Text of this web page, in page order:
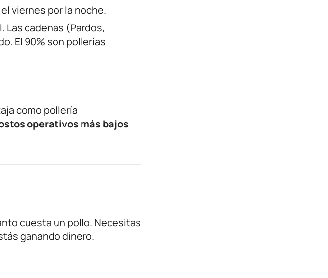
viernes por la noche.
Las cadenas (Pardos,
El 90% son pollerías
como pollería
operativos más bajos
cuesta un pollo. Necesitas
ganando dinero.